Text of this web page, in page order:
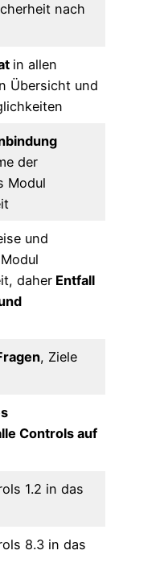
nach
in allen
Übersicht und
der
Modul
und
daher Entfall
, Ziele
Controls auf
1.2 in das
8.3 in das